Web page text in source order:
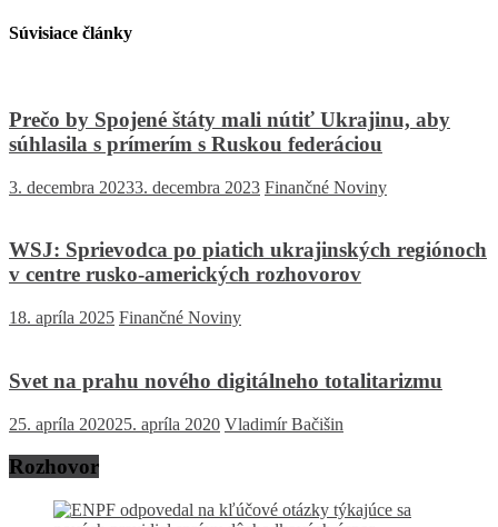
Súvisiace články
Prečo by Spojené štáty mali nútiť Ukrajinu, aby
súhlasila s prímerím s Ruskou federáciou
3. decembra 20233. decembra 2023 Finančné Noviny
WSJ: Sprievodca po piatich ukrajinských regiónoch
v centre rusko-amerických rozhovorov
18. apríla 2025 Finančné Noviny
Svet na prahu nového digitálneho totalitarizmu
25. apríla 202025. apríla 2020 Vladimír Bačišin
Rozhovor